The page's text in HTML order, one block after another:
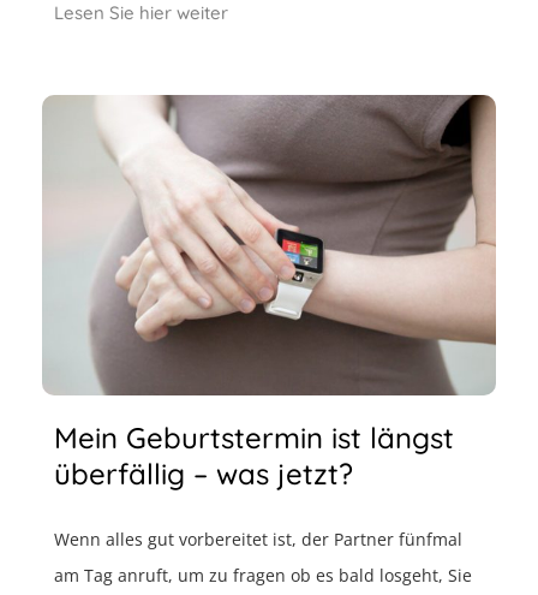
Lesen Sie hier weiter
Mein Geburtstermin ist längst
überfällig – was jetzt?
Wenn alles gut vorbereitet ist, der Partner fünfmal
am Tag anruft, um zu fragen ob es bald losgeht, Sie